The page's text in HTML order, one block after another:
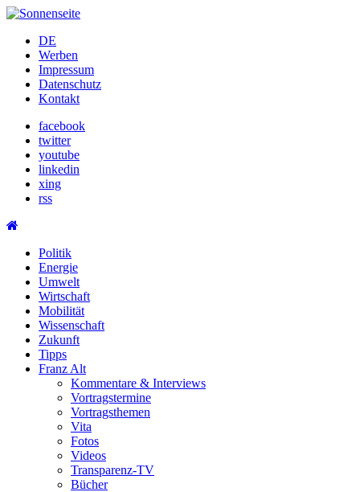
Skip
contentDE
Werben
Impressum
Datenschutz
Kontakt
facebook
twitter
youtube
linkedin
xing
rss
Politik
Energie
Umwelt
Wirtschaft
Mobilität
Wissenschaft
Zukunft
Tipps
Franz Alt
Kommentare & Interviews
Vortragstermine
Vortragsthemen
Vita
Fotos
Videos
Transparenz-TV
Bücher